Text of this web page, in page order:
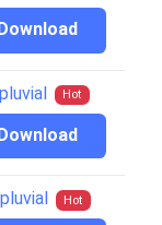
Download
Hot
Hot